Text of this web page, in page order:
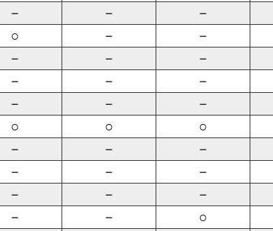
－ － －
○ － －
－ － －
－ － －
－ － －
○ ○ ○
－ － －
－ － －
－ － －
－ － ○